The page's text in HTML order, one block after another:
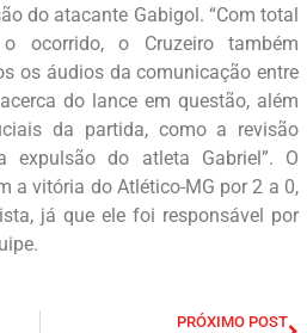
do atacante Gabigol. “Com total
ocorrido, o Cruzeiro também
os áudios da comunicação entre
do lance em questão, além
da partida, como a revisão
expulsão do atleta Gabriel”. O
a vitória do Atlético-MG por 2 a 0,
já que ele foi responsável por
PRÓXIMO POST